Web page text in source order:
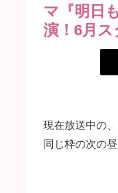
マ『明日
演！6月ス
現在放送中の
同じ枠の次の